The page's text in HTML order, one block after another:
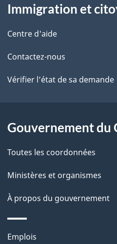
i
l
s
d
l
p
a
g
e
propos
de
ce
site
Immigration et
Centre d'aide
Contactez-nous
Vérifier l’état de sa demande
Gouvernement du
Toutes les coordonnées
Ministères et organismes
À propos du gouvernement
Thèmes
Emplois